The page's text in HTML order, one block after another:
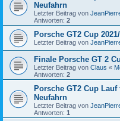
Neufahrn
Letzter Beitrag von
Antworten: 2
Porsche GT2 Cup
Letzter Beitrag von
Finale Porsche GT 2
Letzter Beitrag von Claus «
Antworten: 2
Porsche GT2 Cup Lauf
Neufahrn
Letzter Beitrag von
Antworten: 1